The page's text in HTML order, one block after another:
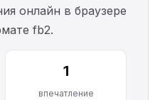
онлайн в браузере
fb2.
1
впечатление